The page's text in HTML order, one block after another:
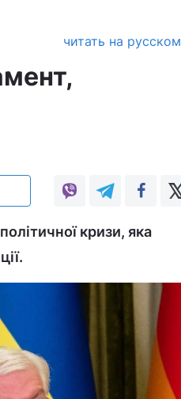
читать на русском
кризи, яка